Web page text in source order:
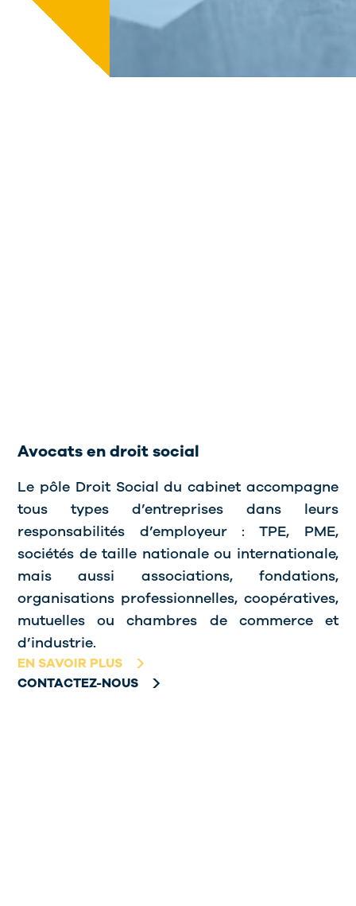
Avocats en droit social
Le pôle Droit Social du cabinet accompagne
tous types d’entreprises dans leurs
responsabilités d’employeur : TPE, PME,
sociétés de taille nationale ou internationale,
mais aussi associations, fondations,
organisations professionnelles, coopératives,
mutuelles ou chambres de commerce et
d’industrie.
EN SAVOIR PLUS
CONTACTEZ-NOUS